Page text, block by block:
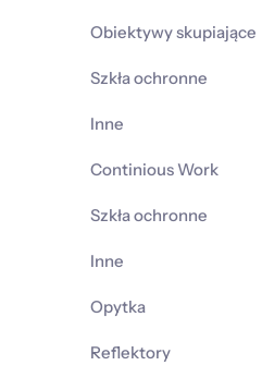
Obiektywy skupiające
Szkła ochronne
Inne
Continious Work
Szkła ochronne
Inne
Opytka
Reflektory